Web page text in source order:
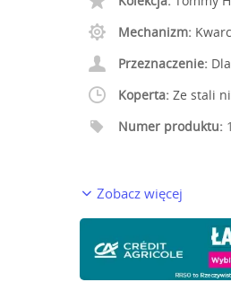
Mechanizm:
Przeznaczenie:
Koperta: Ze stali
Numer produktu:
Zobacz więcej